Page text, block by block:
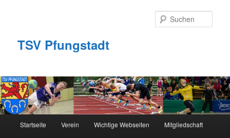
TSV Pfungstadt
Startseite Verein Wichtige Webseiten Mitgliedschaft